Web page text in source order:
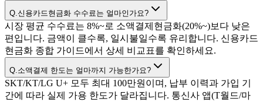
Q.신용카드현금화 수수료는 얼마인가요?
시장 평균 수수료는 8%~로 소액결제현금화(20%~)보다 낮은
편입니다. 금액이 클수록, 일시불일수록 유리합니다. 신용카드
현금화 종합 가이드에서 상세 비교표를 확인하세요.
Q.소액결제 한도는 얼마까지 가능한가요?
SKT/KT/LG U+ 모두 최대 100만원이며, 납부 이력과 가입 기
간에 따라 실제 가용 한도가 달라집니다. 통신사 앱(T월드/마